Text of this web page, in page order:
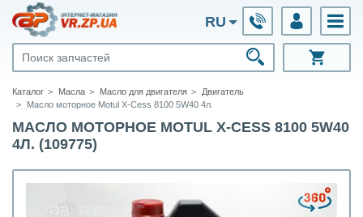
RU
Каталог Масла Масло для двигателя
Двигатель
Масло моторное Motul X-Cess 8100 5W40 4л.
МАСЛО МОТОРНОЕ MOTUL X-CESS 8100 5W40
4Л. (109775)